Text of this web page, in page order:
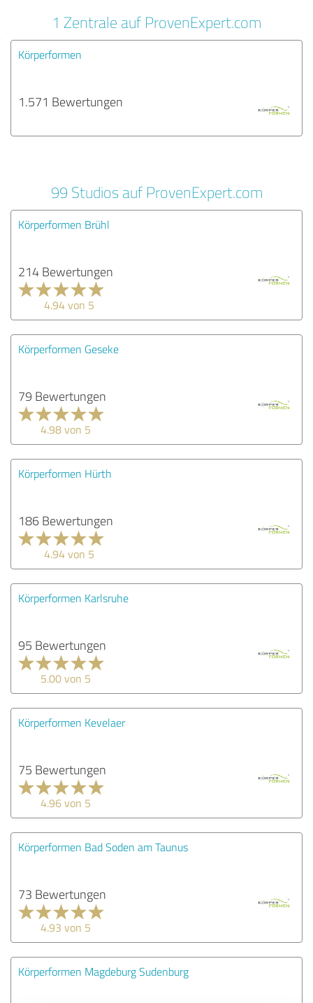
1 Zentrale auf ProvenExpert.com
Körperformen
1.571 Bewertungen
99 Studios auf ProvenExpert.com
Körperformen Brühl
214 Bewertungen
4.94 von 5
Körperformen Geseke
79 Bewertungen
4.98 von 5
Körperformen Hürth
186 Bewertungen
4.94 von 5
Körperformen Karlsruhe
95 Bewertungen
5.00 von 5
Körperformen Kevelaer
75 Bewertungen
4.96 von 5
Körperformen Bad Soden am Taunus
73 Bewertungen
4.93 von 5
Körperformen Magdeburg Sudenburg